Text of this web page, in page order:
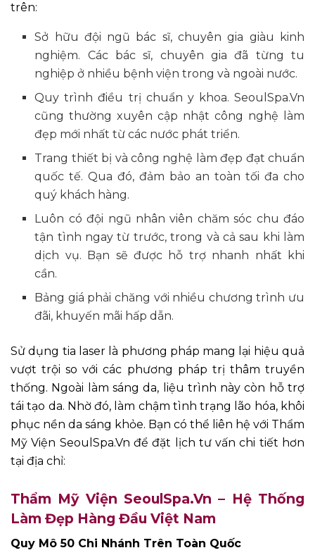
trên:
Sở hữu đội ngũ bác sĩ, chuyên gia giàu kinh
nghiệm. Các bác sĩ, chuyên gia đã từng tu
nghiệp ở nhiều bệnh viện trong và ngoài nước.
Quy trình điều trị chuẩn y khoa. SeoulSpa.Vn
cũng thường xuyên cập nhật công nghệ làm
đẹp mới nhất từ các nước phát triển.
Trang thiết bị và công nghệ làm đẹp đạt chuẩn
quốc tế. Qua đó, đảm bảo an toàn tối đa cho
quý khách hàng.
Luôn có đội ngũ nhân viên chăm sóc chu đáo
tận tình ngay từ trước, trong và cả sau khi làm
dịch vụ. Bạn sẽ được hỗ trợ nhanh nhất khi
cần.
Bảng giá phải chăng với nhiều chương trình ưu
đãi, khuyến mãi hấp dẫn.
Sử dụng tia laser là phương pháp mang lại hiệu quả
vượt trội so với các phương pháp trị thâm truyền
thống. Ngoài làm sáng da, liệu trình này còn hỗ trợ
tái tạo da. Nhờ đó, làm chậm tình trạng lão hóa, khôi
phục nền da sáng khỏe. Bạn có thể liên hệ với Thẩm
Mỹ Viện SeoulSpa.Vn để đặt lịch tư vấn chi tiết hơn
tại địa chỉ:
Thẩm Mỹ Viện SeoulSpa.Vn – Hệ Thống
Làm Đẹp Hàng Đầu Việt Nam
Quy Mô 50 Chi Nhánh Trên Toàn Quốc